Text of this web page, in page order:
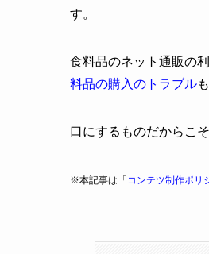
す。
食料品のネット通販の
料品の購入のトラブル
口にするものだからこ
※本記事は「 コンテツ制作ポリ